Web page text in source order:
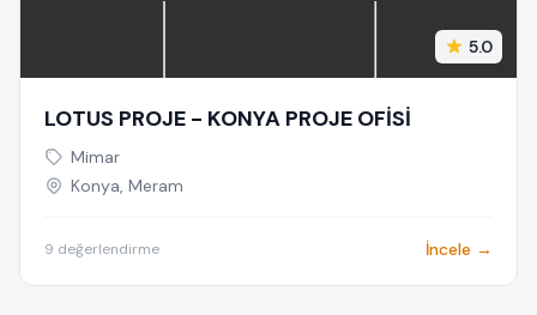
5.0
LOTUS PROJE - KONYA PROJE OFİSİ
Mimar
Konya, Meram
9 değerlendirme İncele →